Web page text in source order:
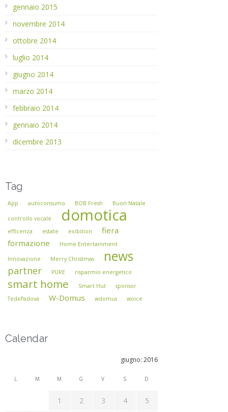
gennaio 2015
novembre 2014
ottobre 2014
luglio 2014
giugno 2014
marzo 2014
febbraio 2014
gennaio 2014
dicembre 2013
Tag
App autoconsumo BOB Fresh Buon Natale
controllo vocale domotica
efficenza estate exibition
fiera
formazione
Home Entertainment
Innovazione Merry Christmas news
partner PURE risparmio energetico
smart home Smart Hut
sponsor
TedxPadova
W-Domus wdomus woice
Calendar
giugno: 2016
L M M G V S D
1 2 3 4 5